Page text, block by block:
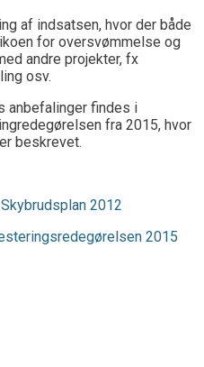
af indsatsen, hvor der både
for oversvømmelse og
andre projekter, fx
osv.
anbefalinger findes i
fra 2015, hvor
beskrevet.
2012
2015